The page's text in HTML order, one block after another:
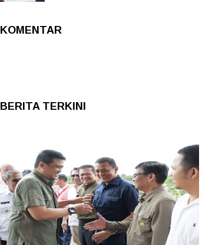
KOMENTAR
BERITA TERKINI